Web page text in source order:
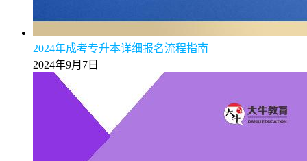
2024年成考专升本详细报名流程指南
2024年9月7日